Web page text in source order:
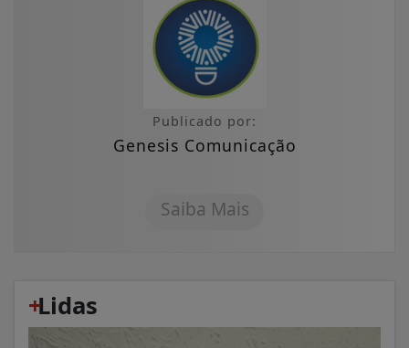
Publicado por:
Genesis Comunicação
Saiba Mais
+
Lidas